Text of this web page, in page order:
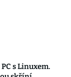
s Linuxem.